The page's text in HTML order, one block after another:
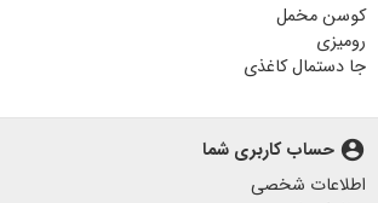
کوسن مخمل
رومیزی
جا دستمال کاغذی
هدایای مناسبتی
آباژور چوبی رومیزی
پاف مبل
جا کلیدی دیواری
account_circle حساب کاربری شما
اطلاعات شخصی